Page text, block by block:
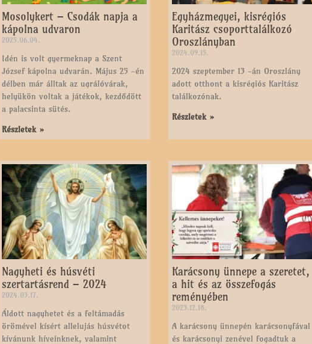
Mosolykert – Csodák napja a
kápolna udvaron
2025.06.04.
Idén is volt gyermeknap a Szent
József kápolna udvarán. Május 25 -én
délben már álltak az ugrálóvárak,
helyükön voltak a játékok, kezdődött
a palacsinta sütés.
Részletek »
Egyházmegyei, kisrégiós
Karitász csoporttalálkozó
Oroszlányban
2024.09.15.
2024 szeptember 13 -án Oroszlány
adott otthont a kisrégiós Karitász
találkozónak.
Részletek »
Nagyheti és húsvéti
szertartásrend – 2024
2024.03.17.
Áldott nagyhetet és a feltámadás
örömével kísért allelujás húsvétot
kívánunk híveinknek, valamint
Karácsony ünnepe a szeretet,
a hit és az összefogás
reményében
2023.12.18.
A karácsony ünnepén karácsonyfával
és karácsonyi zenével fogadtuk a